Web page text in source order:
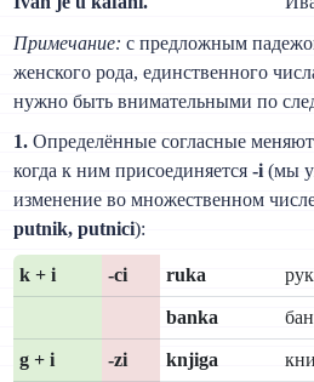
Примечание: с предложным
женского рода, единственного
нужно быть внимательными по
1. Определённые согласные
когда к ним присоединяется-i (мы
изменение во множественном
putnik, putnici):
k + i -ci ruka
banka
g + i -zi knjiga